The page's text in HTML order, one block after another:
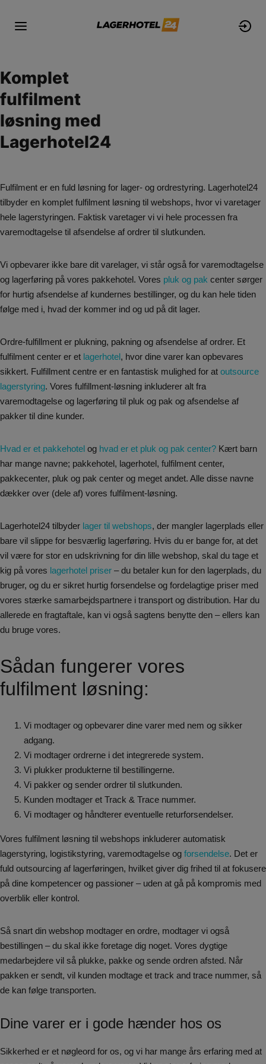
Komplet
fulfilment
løsning med
Lagerhotel24
casino minimum deposit
Fulfilment er en fuld løsning for lager- og ordrestyring. Lagerhotel24
tilbyder en komplet fulfilment løsning til webshops, hvor vi varetager
hele lagerstyringen. Faktisk varetager vi vi hele processen fra
varemodtagelse til afsendelse af ordrer til slutkunden.
Vi opbevarer ikke bare dit varelager, vi står også for varemodtagelse
og lagerføring på vores pakkehotel. Vores pluk og pak center sørger
for hurtig afsendelse af kundernes bestillinger, og du kan hele tiden
følge med i, hvad der kommer ind og ud på dit lager.
Ordre-fulfillment er plukning, pakning og afsendelse af ordrer. Et
fulfilment center er et lagerhotel, hvor dine varer kan opbevares
sikkert. Fulfillment centre er en fantastisk mulighed for at outsource
lagerstyring. Vores fulfillment-løsning inkluderer alt fra
varemodtagelse og lagerføring til pluk og pak og afsendelse af
pakker til dine kunder.
Hvad er et pakkehotel og hvad er et pluk og pak center? Kært barn
har mange navne; pakkehotel, lagerhotel, fulfilment center,
pakkecenter, pluk og pak center og meget andet. Alle disse navne
dækker over (dele af) vores fulfilment-løsning.
Lagerhotel24 tilbyder lager til webshops, der mangler lagerplads eller
bare vil slippe for besværlig lagerføring. Hvis du er bange for, at det
vil være for stor en udskrivning for din lille webshop, skal du tage et
kig på vores lagerhotel priser – du betaler kun for den lagerplads, du
bruger, og du er sikret hurtig forsendelse og fordelagtige priser med
vores stærke samarbejdspartnere i transport og distribution. Har du
allerede en fragtaftale, kan vi også sagtens benytte den – ellers kan
du bruge vores.
Sådan fungerer vores
fulfilment løsning:
Vi modtager og opbevarer dine varer med nem og sikker
adgang.
Vi modtager ordrerne i det integrerede system.
Vi plukker produkterne til bestillingerne.
Vi pakker og sender ordrer til slutkunden.
Kunden modtager et Track & Trace nummer.
Vi modtager og håndterer eventuelle returforsendelser.
Vores fulfilment løsning til webshops inkluderer automatisk
lagerstyring, logistikstyring, varemodtagelse og forsendelse. Det er
fuld outsourcing af lagerføringen, hvilket giver dig frihed til at fokusere
på dine kompetencer og passioner – uden at gå på kompromis med
overblik eller kontrol.
Så snart din webshop modtager en ordre, modtager vi også
bestillingen – du skal ikke foretage dig noget. Vores dygtige
medarbejdere vil så plukke, pakke og sende ordren afsted. Når
pakken er sendt, vil kunden modtage et track and trace nummer, så
de kan følge transporten.
Dine varer er i gode hænder hos os
Sikkerhed er et nøgleord for os, og vi har mange års erfaring med at